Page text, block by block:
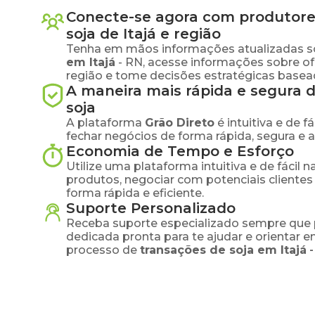
Conecte-se agora com
soja de Itajá e região
Tenha em mãos informações atualizadas
em Itajá - RN, acesse informações sobre
região e tome decisões estratégicas
A maneira mais rápida e segura
soja
A plataforma Grão Direto é intuitiva e de
fechar negócios de forma rápida, segura e
Economia de Tempo e Esforço
Utilize uma plataforma intuitiva e de fácil
produtos, negociar com potenciais
forma rápida e eficiente.
Suporte Personalizado
Receba suporte especializado sempre
dedicada pronta para te ajudar e orientar
processo de transações de soja em Itajá